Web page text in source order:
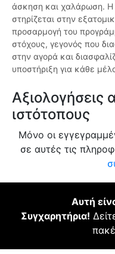
άσκηση και χαλάρωση. Η
στηρίζεται στην
προσαρμογή του
στόχους, γεγονός που
στην αγορά και
υποστήριξη για κάθε
ιστότοπους
Μόνο οι
σε αυτές τις
Αυτή
Συγχαρητήρια!